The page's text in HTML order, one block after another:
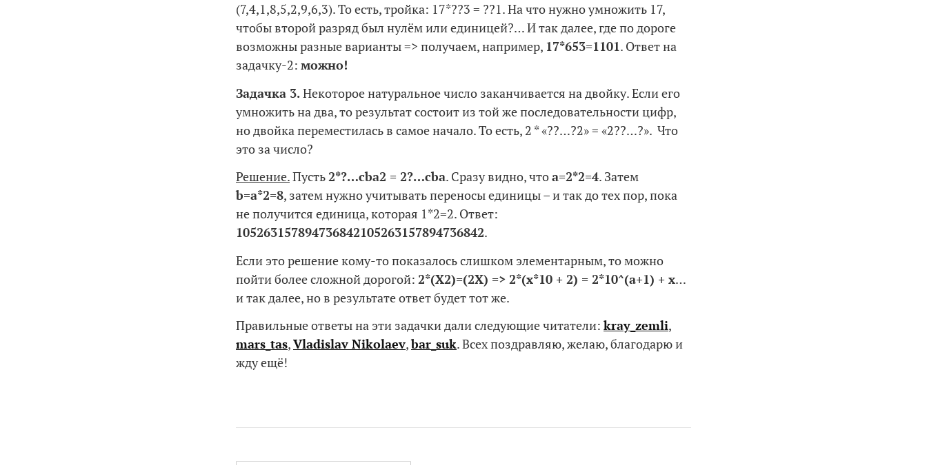
(7,4,1,8,5,2,9,6,3). То есть, тройка: 17*??3 = ??1. На что нужно умножить 17,
чтобы второй разряд был нулём или единицей?… И так далее, где по дороге
возможны разные варианты => получаем, например, 17*653=1101. Ответ на
задачку-2: можно!
Задачка 3.Некоторое натуральное число заканчивается на двойку. Если его
умножить на два, то результат состоит из той же последовательности цифр,
но двойка переместилась в самое начало. То есть, 2 * «??…?2» = «2??…?». Что
это за число?
Решение.Пусть2*?…cba2 = 2?…cba. Сразу видно, чтоa=2*2=4. Затем
b=a*2=8, затем нужно учитывать переносы единицы – и так до тех пор, пока
не получится единица, которая 1*2=2. Ответ:
105263157894736842105263157894736842.
Если это решение кому-то показалось слишком элементарным, то можно
пойти более сложной дорогой: 2*(X2)=(2X) => 2*(x*10 + 2) = 2*10^(a+1) + x…
и так далее, но в результате ответ будет тот же.
Правильные ответы на эти задачки дали следующие читатели: kray_zemli,
mars_tas,Vladislav Nikolaev,bar_suk. Всех поздравляю, желаю, благодарю и
жду ещё!